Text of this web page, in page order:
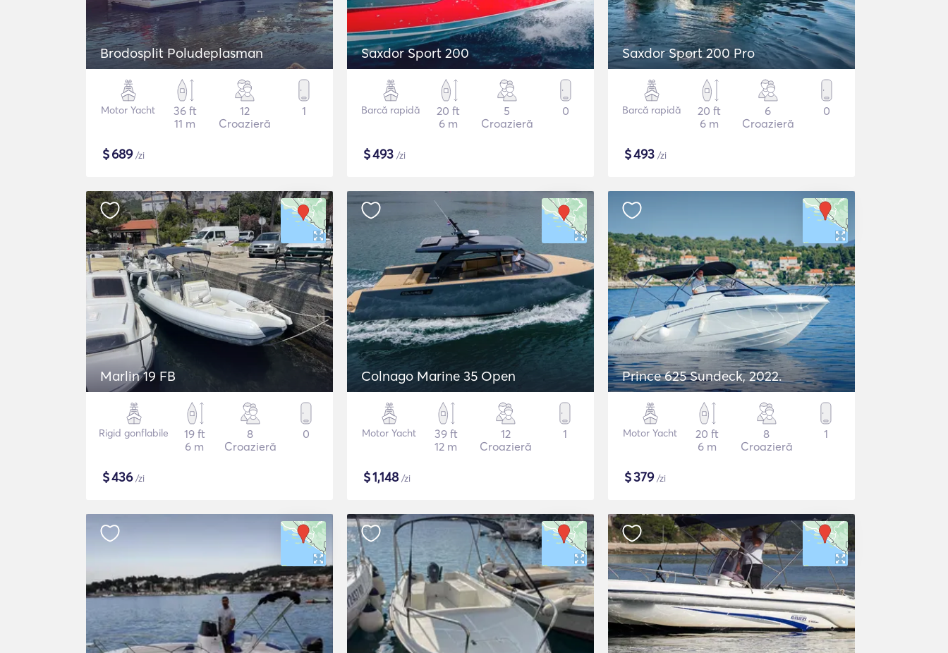
Brodosplit Poludeplasman
Motor Yacht
36 ft
11 m
12
Croazieră
1
$689/zi
Saxdor Sport 200
Barcă rapidă
20 ft
6 m
5
Croazieră
0
$493 /zi
Saxdor Sport 200 Pro
Barcă rapidă
20 ft
6 m
6
Croazieră
0
$493 /zi
Marlin 19 FB
Rigid gonflabile
19 ft
6 m
8
Croazieră
0
$436/zi
Colnago Marine 35 Open
Motor Yacht
39 ft
12 m
12
Croazieră
1
$1,148/zi
Prince 625 Sundeck, 2022.
Motor Yacht
20 ft
6 m
8
Croazieră
1
$379/zi